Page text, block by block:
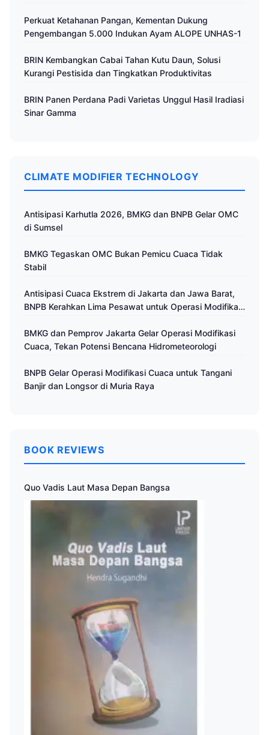
Perkuat Ketahanan Pangan, Kementan Dukung
Pengembangan 5.000 Indukan Ayam ALOPE UNHAS-1
BRIN Kembangkan Cabai Tahan Kutu Daun, Solusi
Kurangi Pestisida dan Tingkatkan Produktivitas
BRIN Panen Perdana Padi Varietas Unggul Hasil Iradiasi
Sinar Gamma
CLIMATE MODIFIER TECHNOLOGY
Antisipasi Karhutla 2026, BMKG dan BNPB Gelar OMC
di Sumsel
BMKG Tegaskan OMC Bukan Pemicu Cuaca Tidak
Stabil
Antisipasi Cuaca Ekstrem di Jakarta dan Jawa Barat,
BNPB Kerahkan Lima Pesawat untuk Operasi Modifikasi
BMKG dan Pemprov Jakarta Gelar Operasi Modifikasi
Cuaca, Tekan Potensi Bencana Hidrometeorologi
BNPB Gelar Operasi Modifikasi Cuaca untuk Tangani
Banjir dan Longsor di Muria Raya
BOOK REVIEWS
Quo Vadis Laut Masa Depan Bangsa